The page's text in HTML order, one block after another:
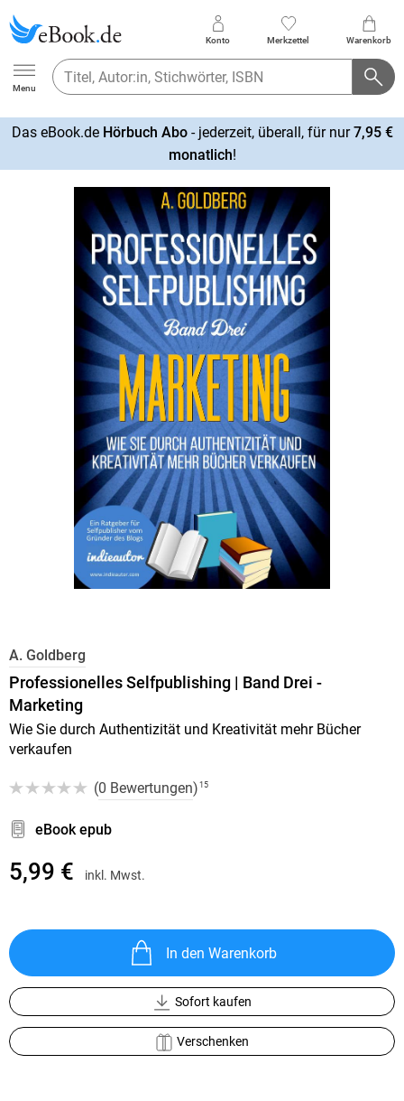
Ebook.de
Menu
Konto Merkzettel Warenkorb
Das eBook.de Hörbuch Abo- jederzeit, überall, für nur7,95 €
monatlich!
A. Goldberg
Professionelles Selfpublishing | Band Drei -
Marketing
Wie Sie durch Authentizität und Kreativität mehr Bücher
verkaufen
(0 Bewertungen) 15
eBook epub
5,99 € inkl. Mwst.
In den Warenkorb
Sofort kaufen
Verschenken